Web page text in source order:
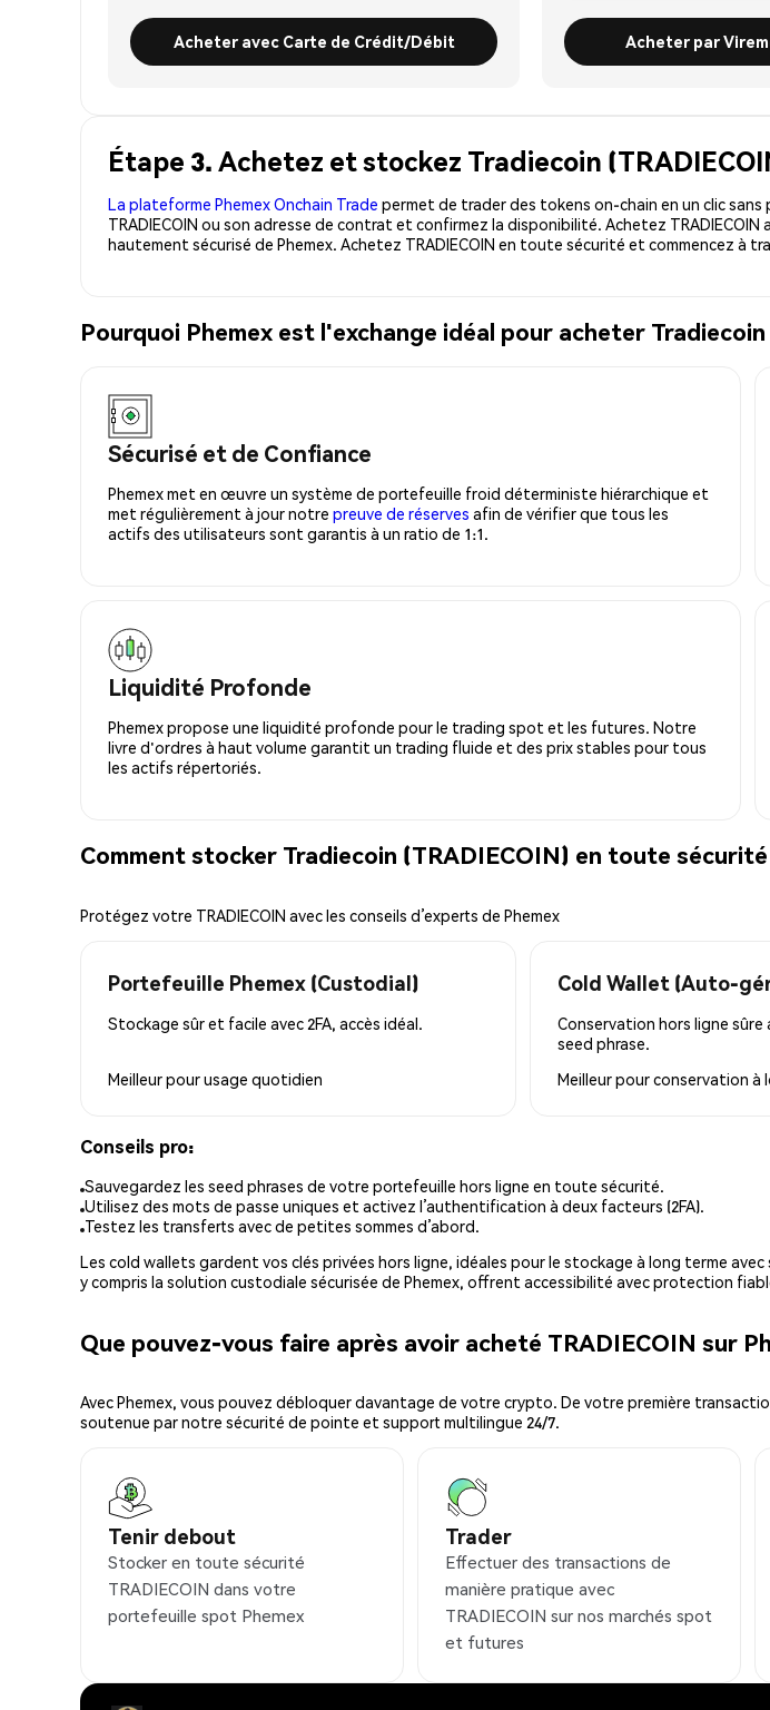
Acheter avec Carte de Crédit/Débit Acheter par
Étape 3. Achetez et stockez Tradiecoin
La plateforme Phemex Onchain Trade permet de trader des tokens on-chain en un clic
TRADIECOIN ou son adresse de contrat et confirmez la disponibilité. Achetez
hautement sécurisé de Phemex. Achetez TRADIECOIN en toute sécurité et commencez à
Pourquoi Phemex est l'exchange idéal pour acheter
Sécurisé et de Confiance
Phemex met en œuvre un système de portefeuille froid déterministe hiérarchique et
met régulièrement à jour notre preuve de réserves afin de vérifier que tous les
actifs des utilisateurs sont garantis à un ratio de 1:1.
Liquidité Profonde
Phemex propose une liquidité profonde pour le trading spot et les futures. Notre
livre d'ordres à haut volume garantit un trading fluide et des prix stables pour tous
les actifs répertoriés.
Comment stocker Tradiecoin (TRADIECOIN) en toute sécurité
Protégez votre TRADIECOIN avec les conseils d’experts de Phemex
Portefeuille Phemex (Custodial)
Stockage sûr et facile avec 2FA, accès idéal.
Meilleur pourusage quotidien
Cold Wallet (Auto-
Conservation hors ligne
seed phrase.
Meilleur pourconservation à
Conseils pro:
Sauvegardez les seed phrases de votre portefeuille hors ligne en toute sécurité.
Utilisez des mots de passe uniques et activez l’authentification à deux facteurs (2FA).
Testez les transferts avec de petites sommes d’abord.
Les cold wallets gardent vos clés privées hors ligne, idéales pour le stockage à long terme
y compris la solution custodiale sécurisée de Phemex, offrent accessibilité avec protection
Que pouvez-vous faire après avoir acheté TRADIECOIN sur
Avec Phemex, vous pouvez débloquer davantage de votre crypto. De votre première
soutenue par notre sécurité de pointe et support multilingue 24/7.
Tenir debout
Stocker en toute sécurité
TRADIECOIN dans votre
portefeuille spot Phemex
Trader
Effectuer des transactions de
manière pratique avec
TRADIECOIN sur nos marchés spot
et futures